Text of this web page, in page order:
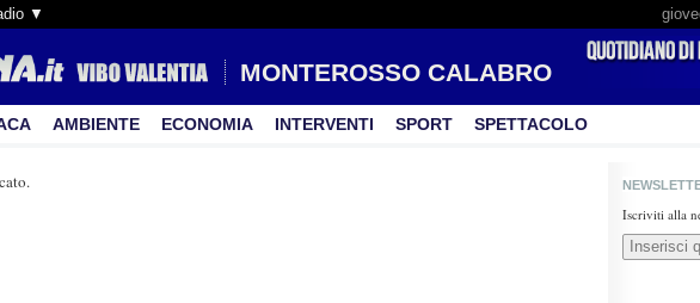
▼
MONTEROSSO CALABRO
AMBIENTE ECONOMIA INTERVENTI SPORT SPETTACOLO
Iscriviti alla